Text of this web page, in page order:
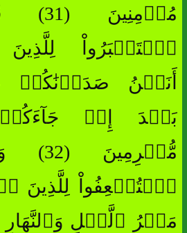
ٱسۡتَكۡبَرُواْ
أَنَحۡنُ صَدَدۡنَٰكُمۡ
بَعۡدَ إِذۡ
ٱسۡتُضۡعِفُواْ لِلَّذِينَ
مَكۡرُ ٱلَّيۡلِ وَٱلنَّهَارِ